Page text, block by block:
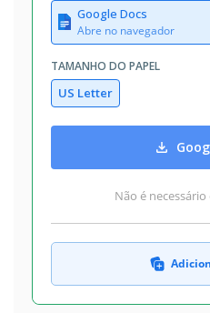
Google Docs
Abre no navegador
TAMANHO DO PAPEL
US Letter
Não é